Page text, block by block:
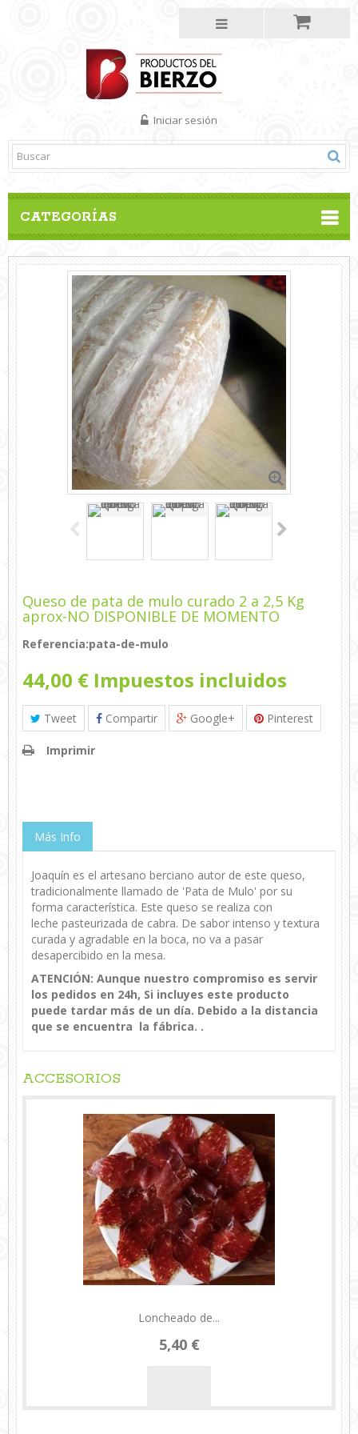
CATEGORÍAS
Iniciar sesión
Queso de pata de mulo curado 2 a 2,5 Kg
aprox-NO DISPONIBLE DE MOMENTO
Referencia:pata-de-mulo
44,00 € Impuestos incluidos
Tweet Compartir Google+ Pinterest
Imprimir
Más Info
Joaquín es el artesano berciano autor de este queso,
tradicionalmente llamado de 'Pata de Mulo' por su
forma característica. Este queso se realiza con
leche pasteurizada de cabra. De sabor intenso y textura
curada y agradable en la boca, no va a pasar
desapercibido en la mesa.
ATENCIÓN: Aunque nuestro compromiso es servir
los pedidos en 24h, Si incluyes este producto
puede tardar más de un día. Debido a la distancia
que se encuentra la fábrica. .
ACCESORIOS
Loncheado de...
5,40 €